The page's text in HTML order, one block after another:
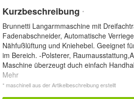
Kurzbeschreibung *
Brunnetti Langarmmaschine mit
Fadenabschneider, Automatische
Nähfußlüftung und Kniehebel. Geeignet
im Bereich. -Polsterer,
Maschine überzeugt duch einfach
Mehr
* maschinell aus der Artikelbeschreibung erstellt